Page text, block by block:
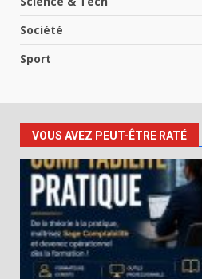
Société
Sport
VOUS AVEZ PEUT-ÊTRE RATÉ